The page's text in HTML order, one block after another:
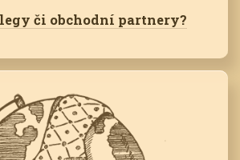
či obchodní partnery?